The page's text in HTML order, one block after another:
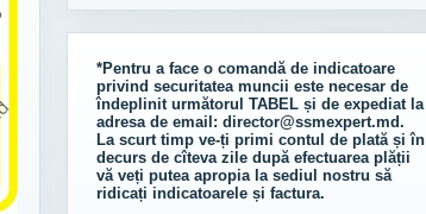
*Pentru a face o comandă de indicatoare
privind securitatea muncii este necesar de
îndeplinit următorul TABELși de expediat la
adresa de email: director@ssmexpert.md.
La scurt timp ve-ți primi contul de plată și în
decurs de cîteva zile după efectuarea plății
vă veți putea apropia la sediul nostru să
ridicați indicatoarele și factura.